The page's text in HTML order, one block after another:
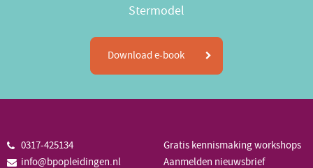
Stermodel
Download e-book
0317-425134
info@bpopleidingen.nl
Gratis kennismaking workshops
Aanmelden nieuwsbrief